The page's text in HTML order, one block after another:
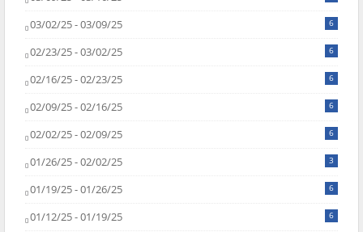
03/02/25 - 03/09/25 6
02/23/25 - 03/02/25 6
02/16/25 - 02/23/25 6
02/09/25 - 02/16/25 6
02/02/25 - 02/09/25 6
01/26/25 - 02/02/25 3
01/19/25 - 01/26/25 6
01/12/25 - 01/19/25 6